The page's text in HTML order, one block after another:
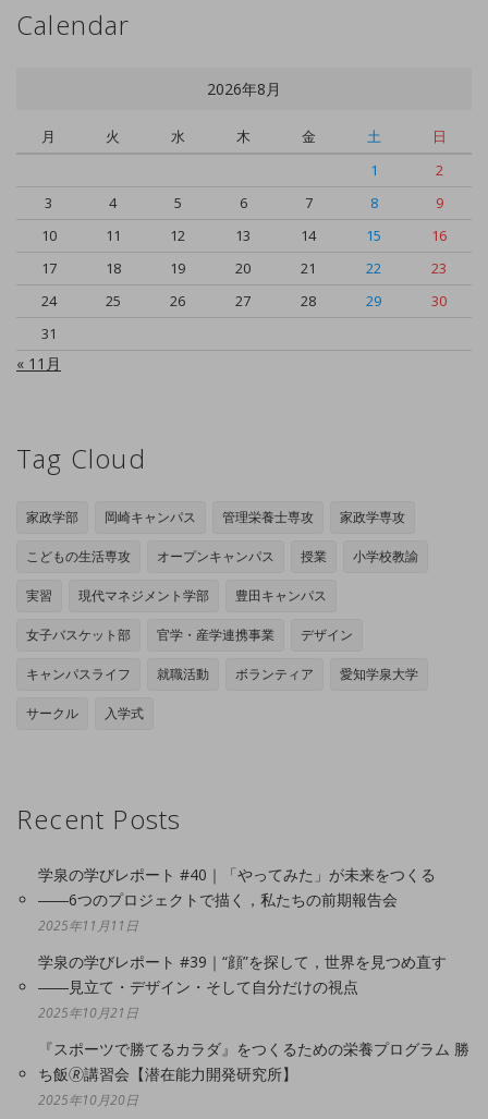
Calendar
2026年8月
月 火 水 木 金 土
日
1
2
3
4 5 6 7 8
9
10
11 12 13 14 15
16
17
18 19 20 21 22
23
24
25 26 27 28 29
30
31
« 11月
Tag Cloud
家政学部 岡崎キャンパス 管理栄養士専攻 家政学専攻
こどもの生活専攻 オープンキャンパス 授業 小学校教諭
実習 現代マネジメント学部 豊田キャンパス
女子バスケット部 官学・産学連携事業 デザイン
キャンパスライフ 就職活動 ボランティア 愛知学泉大学
サークル 入学式
Recent Posts
学泉の学びレポート #40｜「やってみた」が未来をつくる
――6つのプロジェクトで描く，私たちの前期報告会
2025年11月11日
学泉の学びレポート #39｜“顔”を探して，世界を見つめ直す
――見立て・デザイン・そして自分だけの視点
2025年10月21日
『スポーツで勝てるカラダ』をつくるための栄養プログラム 勝
ち飯🄬講習会【潜在能力開発研究所】
2025年10月20日